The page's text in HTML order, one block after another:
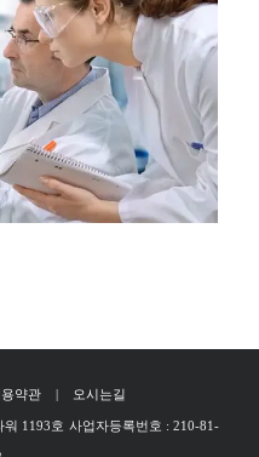
용약관 오시는길
워 1193호 사업자등록번호 : 210-81-